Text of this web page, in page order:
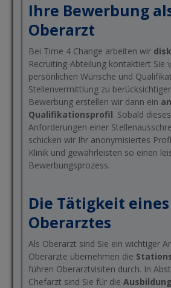
Ihre Bewerbung
Oberarzt
Bei Time 4 Change arbeiten wir
Recruiting-Abteilung kontaktiert Sie
persönlichen Wünsche und
Stellenvermittlung zu
Bewerbung erstellen wir dann ein
Qualifikationsprofil. Sobald
Anforderungen einer
schicken wir Ihr anonymisiertes
Klinik und gewährleisten so einen
Bewerbungsprozess.
Die Tätigkeit eines
Oberarztes
Als Oberarzt sind Sie ein wichtiger
Oberärzte übernehmen die
führen Oberarztvisiten durch. In
Chefarzt sind Sie für die